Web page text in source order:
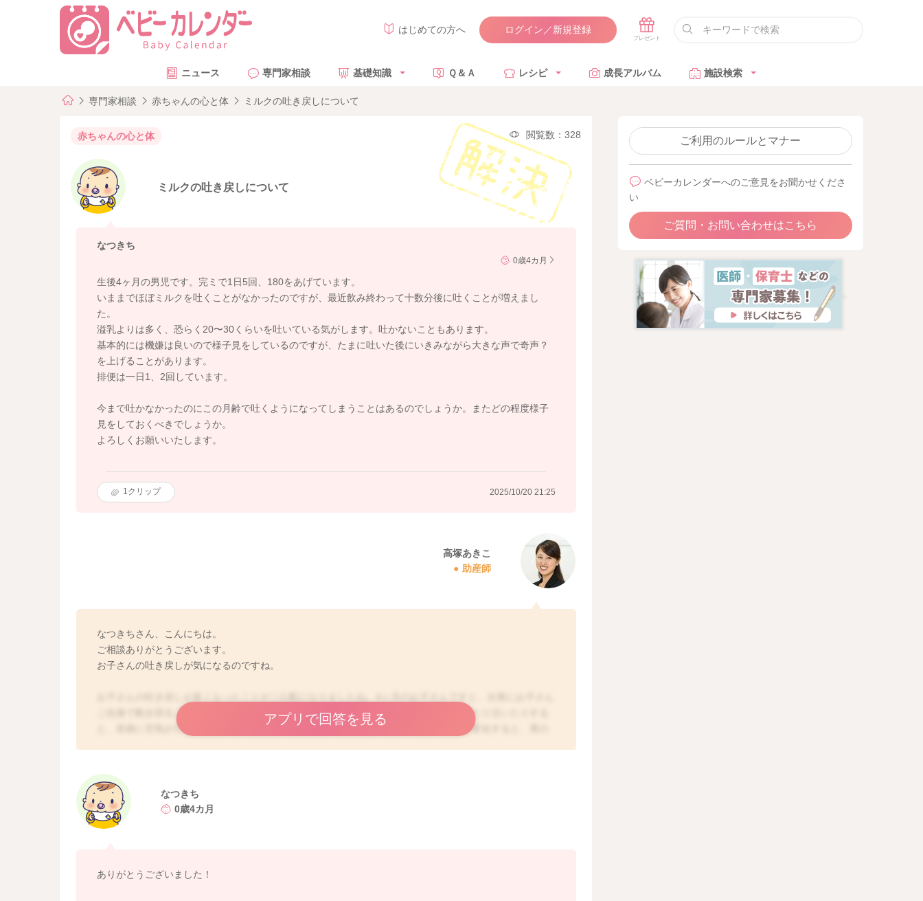
はじめての方へ ログイン／新規登録
ニュース 専門家相談 基礎知識 Ｑ＆Ａ レシピ 成長アルバム 施設検索
専門家相談 赤ちゃんの心と体 ミルクの吐き戻しについて
赤ちゃんの心と体 閲覧数：328
ミルクの吐き戻しについて
なつきち
0歳4カ月
生後4ヶ月の男児です。完ミで1日5回、180をあげています。
いままでほぼミルクを吐くことがなかったのですが、最近飲み終わって十数分後に吐くことが増えまし
た。
溢乳よりは多く、恐らく20〜30くらいを吐いている気がします。吐かないこともあります。
基本的には機嫌は良いので様子見をしているのですが、たまに吐いた後にいきみながら大きな声で奇声？
を上げることがあります。
排便は一日1、2回しています。
今まで吐かなかったのにこの月齢で吐くようになってしまうことはあるのでしょうか。またどの程度様子
見をしておくべきでしょうか。
よろしくお願いいたします。
1クリップ 2025/10/20 21:25
高塚あきこ
助産師
なつきちさん、こんにちは。
ご相談ありがとうございます。
お子さんの吐き戻しが気になるのですね。
ご自身で動き回ることができるようになってきますね。お子さんの胃の中は、授乳をしたり泣いたりする
と、容易に空気がたまります。その状態で、例えばうつ伏せになったり、身体の体勢が変化すると、胃の
重が増えている、元気があり、ミルクをしっかり飲むなど、普段とお変わりがなければ、頻回に吐くこと
があっても、お子さんの生理的なものですので、ご心配なさらなくても大丈夫かと思いますよ。
アプリで回答を見る
なつきち
0歳4カ月
ありがとうございました！
ご利用のルールとマナー
ベビーカレンダーへのご意見をお聞かせくださ
い
ご質問・お問い合わせはこちら